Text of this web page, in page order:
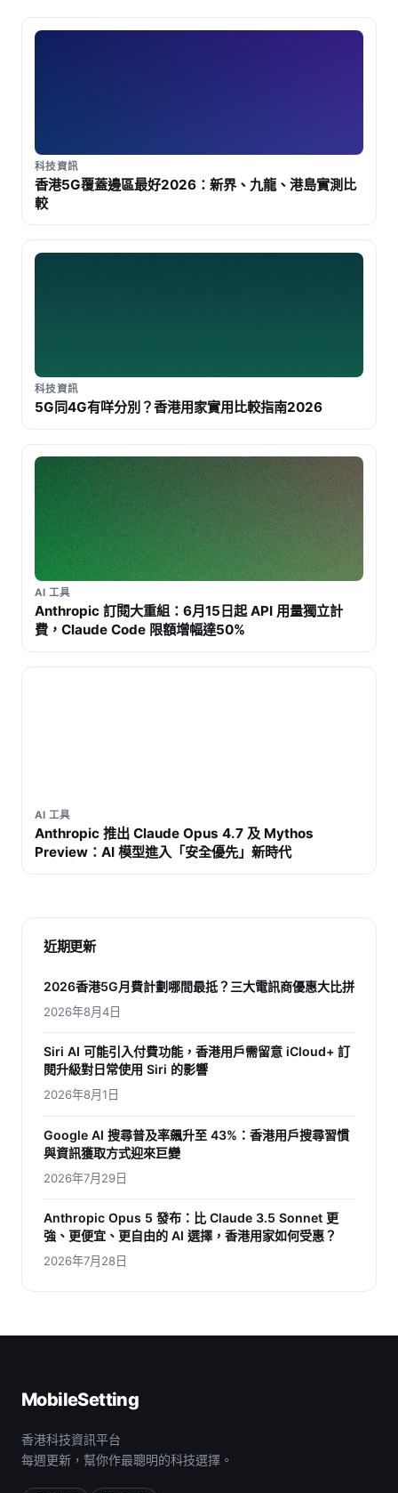
科技資訊
香港5G覆蓋邊區最好2026：新界、九龍、港島實測比
較
科技資訊
5G同4G有咩分別？香港用家實用比較指南2026
AI 工具
Anthropic 訂閱大重組：6月15日起 API 用量獨立計
費，Claude Code 限額增幅達50%
AI 工具
Anthropic 推出 Claude Opus 4.7 及 Mythos
Preview：AI 模型進入「安全優先」新時代
近期更新
2026香港5G月費計劃哪間最抵？三大電訊商優惠大比拼
2026年8月4日
Siri AI 可能引入付費功能，香港用戶需留意 iCloud+ 訂
閱升級對日常使用 Siri 的影響
2026年8月1日
Google AI 搜尋普及率飆升至 43%：香港用戶搜尋習慣
與資訊獲取方式迎來巨變
2026年7月29日
Anthropic Opus 5 發布：比 Claude 3.5 Sonnet 更
強、更便宜、更自由的 AI 選擇，香港用家如何受惠？
2026年7月28日
MobileSetting
香港科技資訊平台
每週更新，幫你作最聰明的科技選擇。